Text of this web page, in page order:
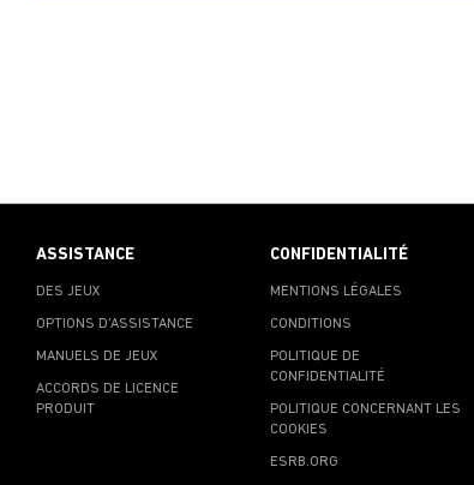
ASSISTANCE
DES JEUX
OPTIONS D'ASSISTANCE
MANUELS DE JEUX
ACCORDS DE LICENCE
PRODUIT
CONFIDENTIALITÉ
MENTIONS LÉGALES
CONDITIONS
POLITIQUE DE
CONFIDENTIALITÉ
POLITIQUE CONCERNANT LES
COOKIES
ESRB.ORG